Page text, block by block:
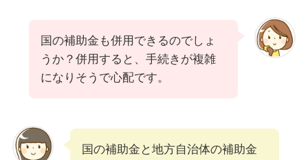
国の補助金も併用できるのでしょ
うか？併用すると、手続きが複雑
になりそうで心配です。
国の補助金と地方自治体の補助金